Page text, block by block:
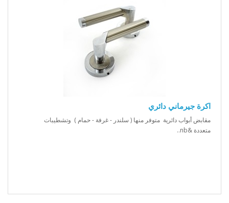
اكرة جيرماني دائري
مقابض أبواب دائرية متوفر منها ( سلندر - غرفة - حمام ) وتشطيبات
متعددة &nb..